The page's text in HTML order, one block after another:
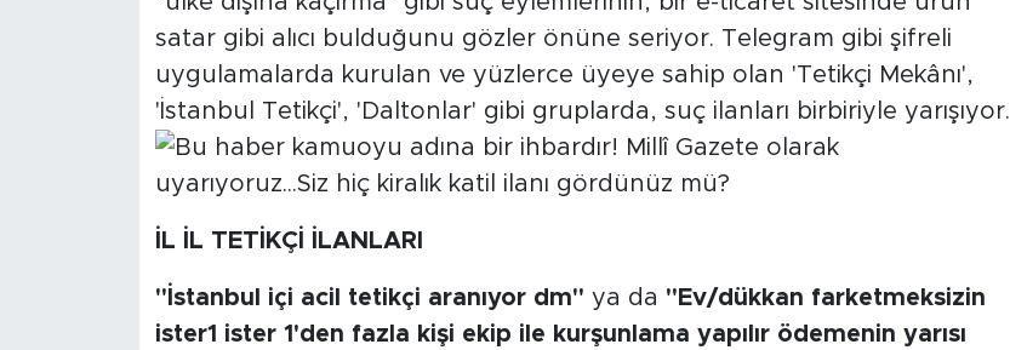
satar gibi alıcı bulduğunu gözler önüne seriyor. Telegram gibi şifreli
uygulamalarda kurulan ve yüzlerce üyeye sahip olan 'Tetikçi Mekânı',
'İstanbul Tetikçi', 'Daltonlar' gibi gruplarda, suç ilanları birbiriyle yarışıyor.
İL İL TETİKÇİ İLANLARI
"İstanbul içi acil tetikçi aranıyor dm" ya da "Ev/dükkan farketmeksizin
ister1 ister 1'den fazla kişi ekip ile kurşunlama yapılır ödemenin yarısı